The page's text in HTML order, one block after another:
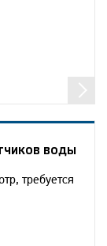
воды
требуется